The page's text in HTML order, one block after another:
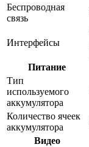
Беспроводная
связь
Интерфейсы
Питание
Тип
используемого
аккумулятора
Количество ячеек
аккумулятора
Видео